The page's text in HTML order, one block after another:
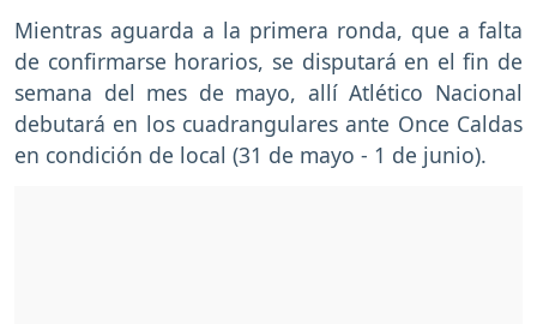
Mientras aguarda a la primera ronda, que a falta
de confirmarse horarios, se disputará en el fin de
semana del mes de mayo, allí Atlético Nacional
debutará en los cuadrangulares ante Once Caldas
en condición de local (31 de mayo - 1 de junio).